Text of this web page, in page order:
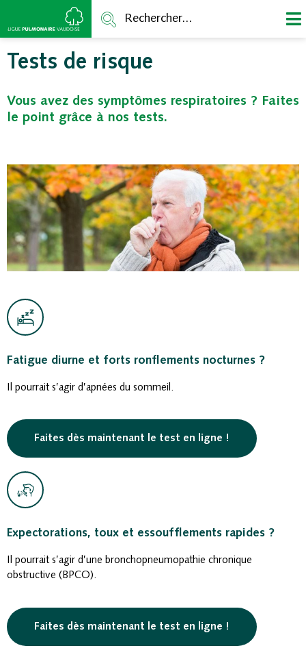
Rechercher...
Tests de risque
Vous avez des symptômes respiratoires ? Faites
le point grâce à nos tests.
Fatigue diurne et forts ronflements nocturnes ?
Il pourrait s’agir d’apnées du sommeil.
Faites dès maintenant le test en ligne !
Expectorations, toux et essoufflements rapides ?
Il pourrait s’agir d’une bronchopneumopathie chronique
obstructive (BPCO).
Faites dès maintenant le test en ligne !